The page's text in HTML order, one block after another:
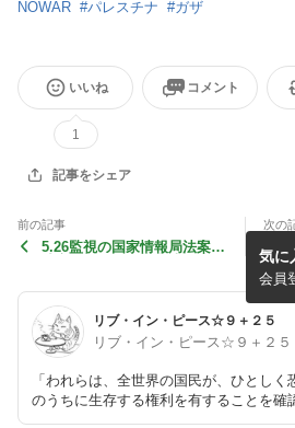
NOWAR #パレスチナ #ガザ
いいね
1
コメント
記事をシェア
前の記事
5.26監視の国家情報局法案の
次の
NO
スパ
５．
リブ・イン・ピース☆９＋２５
リブ・イン・ピース☆９＋２５
「われらは、全世界の国民が、ひとし
のうちに生存する権利を有することを確
気に
会員